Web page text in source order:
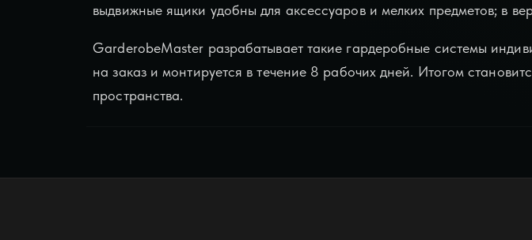
выдвижные ящики удобны для аксессуаров и мелких предметов; в
GarderobeMaster разрабатывает такие гардеробные системы
на заказ и монтируется в течение 8 рабочих дней. Итогом
пространства.